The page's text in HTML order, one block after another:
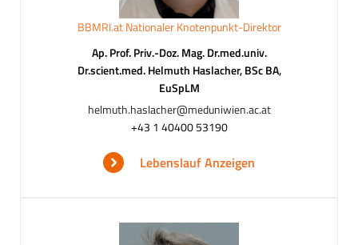
BBMRI.at Nationaler Knotenpunkt-Direktor
Ap. Prof. Priv.-Doz. Mag. Dr.med.univ.
Dr.scient.med. Helmuth Haslacher, BSc BA,
EuSpLM
helmuth.haslacher@meduniwien.ac.at
+43 1 40400 53190
Lebenslauf Anzeigen